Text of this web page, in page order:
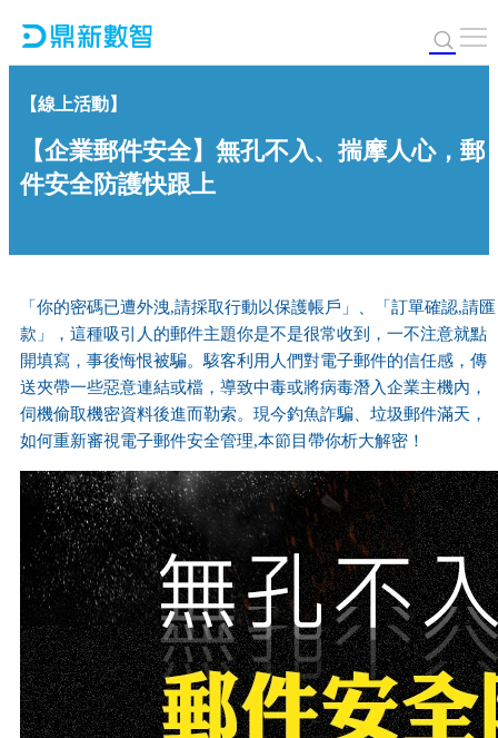
【線上活動】
【企業郵件安全】無孔不入、揣摩人心，郵
件安全防護快跟上
「你的密碼已遭外洩,請採取行動以保護帳戶」、「訂單確認,請匯
款」，這種吸引人的郵件主題你是不是很常收到，一不注意就點
開填寫，事後悔恨被騙。駭客利用人們對電子郵件的信任感，傳
送夾帶一些惡意連結或檔，導致中毒或將病毒潛入企業主機內，
伺機偷取機密資料後進而勒索。現今釣魚詐騙、垃圾郵件滿天，
如何重新審視電子郵件安全管理,本節目帶你析大解密！